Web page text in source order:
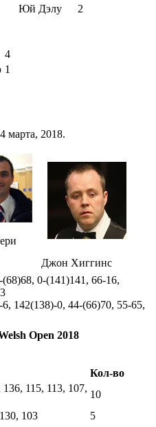
Юй Дэлу
2
4
1
марта, 2018.
Джон Хиггинс
0-(141)141, 66-16,
142(138)-0, 44-(66)70, 55-65,
Open 2018
Кол-во
115, 113, 107,
10
103
5